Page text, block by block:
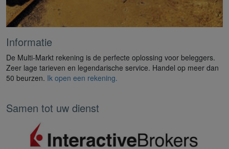
Informatie
De Multi-Markt rekening is de perfecte oplossing voor beleggers.
Zeer lage tarieven en legendarische service. Handel op meer dan
50 beurzen. Ik open een rekening.
Samen tot uw dienst